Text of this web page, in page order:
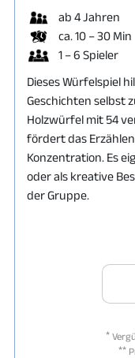
ab 4 Jahren
ca. 10 – 30 Min
1 – 6 Spieler
Dieses Würfelspiel
Geschichten selbst
Holzwürfel mit 54
fördert das
Konzentration. Es
oder als kreative
der Gruppe.
*
**